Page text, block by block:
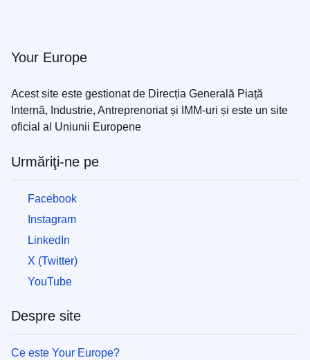
Your Europe
Acest site este gestionat de Direcția Generală Piață
Internă, Industrie, Antreprenoriat și IMM-uri și este un site
oficial al Uniunii Europene
Urmăriţi-ne pe
Facebook
Instagram
LinkedIn
X (Twitter)
YouTube
Despre site
Ce este Your Europe?